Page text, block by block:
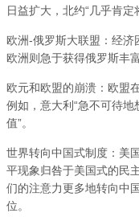
日益扩大，北约“几
欧洲-俄罗斯大联盟：经济
欧洲则急于获得俄
欧元和欧盟的崩溃：欧盟
例如，意大利“急不可待
值”。
世界转向中国式制度：美
平现象归咎于美国式的民
们的注意力更多地转向中
位。